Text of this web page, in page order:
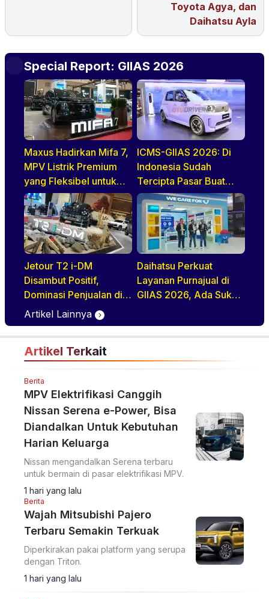
Toyota Agya, dan
Daihatsu Ayla
Special Report: GIIAS 2026
Maxus Hadirkan Mifa 7,
MPV Listrik Premium
yang Fleksibel untuk
Keluarga Modern Di
GIIAS 2026
ICMS-GIIAS 2026: Di
Indonesia Sudah
Tercipta Pasar Buat
BEV, HEV, Dan PHEV
Jetour T2 i-DM
Disambut Positif,
Dominasi Penjualan di
GIIAS 2026
Daihatsu Perkuat
Layanan Purnajual di
GIIAS 2026, Ada Suku
Artikel Lainnya
Artikel Terkait
Berita
MPV Elektrifikasi Canggih
Nissan Serena e-Power, Bisa
Diandalkan Untuk Kebutuhan
Harian Keluarga
Nissan mengandalkan Serena terbaru
untuk bermain di pasar elektrifikasi MPV.
1 hari yang lalu
Berita
Wajah Mitsubishi Pajero
Terbaru Semakin Terkuak
Diperkirakan pakai platform yang serupa
dengan Triton.
1 hari yang lalu